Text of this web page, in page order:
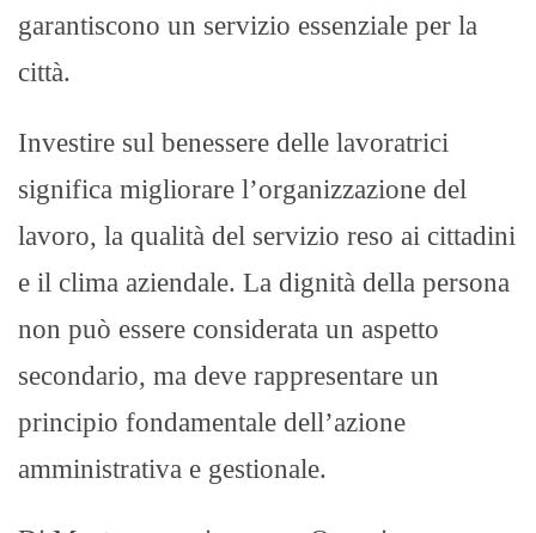
garantiscono un servizio essenziale per la
città.
Investire sul benessere delle lavoratrici
significa migliorare l’organizzazione del
lavoro, la qualità del servizio reso ai cittadini
e il clima aziendale. La dignità della persona
non può essere considerata un aspetto
secondario, ma deve rappresentare un
principio fondamentale dell’azione
amministrativa e gestionale.